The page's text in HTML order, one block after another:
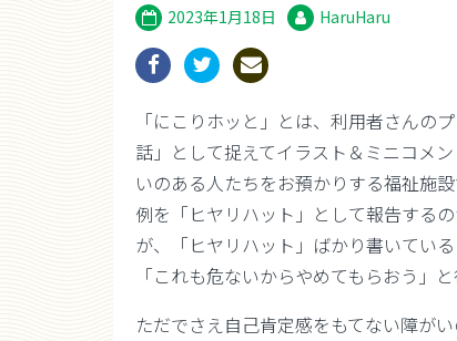
2023年1月18日 HaruHaru
「にこりホッと」とは、利用者さんの
話」として捉えてイラスト＆ミニコメ
いのある人たちをお預かりする福祉施
例を「ヒヤリハット」として報告する
が、「ヒヤリハット」ばかり書いてい
「これも危ないからやめてもらおう」
ただでさえ自己肯定感をもてない障が